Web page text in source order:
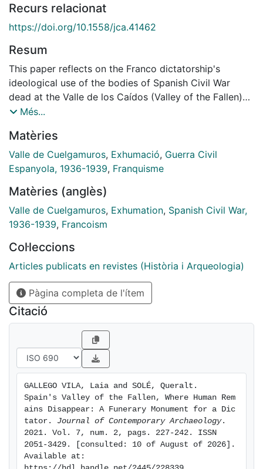
Recurs relacionat
https://doi.org/10.1558/jca.41462
Resum
This paper reflects on the Franco dictatorship's
ideological use of the bodies of Spanish Civil War
dead at the Valle de los Caídos (Valley of the Fallen)
monument near Madrid. It examines how from 1958
cemeteries and mass graves across Spain and
reinterred at the site, and it argues that, much like the
setting and architecture of the memorial complex
in Spain's national memory between the war's winners
and losers. This served as the foundation for the
necropolitical legitimacy of the Franco regime.
Més...
Matèries
Valle de Cuelgamuros, Exhumació, Guerra Civil
Espanyola, 1936-1939, Franquisme
Matèries (anglès)
Valle de Cuelgamuros, Exhumation, Spanish Civil War,
1936-1939, Francoism
Col·leccions
Articles publicats en revistes (Història i Arqueologia)
Pàgina completa de l'ítem
Citació
GALLEGO VILA, Laia and SOLÉ, Queralt.
Spain's Valley of the Fallen, Where Human Rem
ains Disappear: A Funerary Monument for a Dic
tator. Journal of Contemporary Archaeology.
2021. Vol. 7, num. 2, pags. 227-242. ISSN
2051-3429. [consulted: 10 of August of 2026].
Available at: